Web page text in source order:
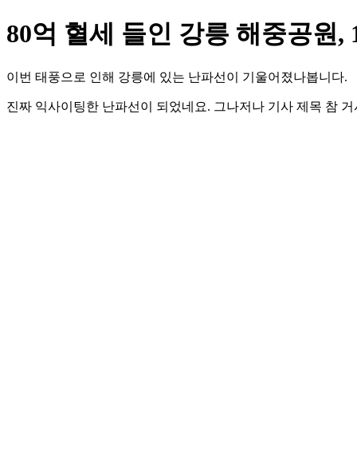
80억 혈세 들인 강릉 해중공원,
이번 태풍으로 인해 강릉에 있는 난파선이 기울어졌나봅니다.
진짜 익사이팅한 난파선이 되었네요. 그나저나 기사 제목 참